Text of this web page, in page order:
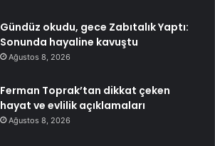
Gündüz okudu, gece Zabıtalık Yaptı:
Sonunda hayaline kavuştu
Ağustos 8, 2026
Ferman Toprak’tan dikkat çeken
hayat ve evlilik açıklamaları
Ağustos 8, 2026